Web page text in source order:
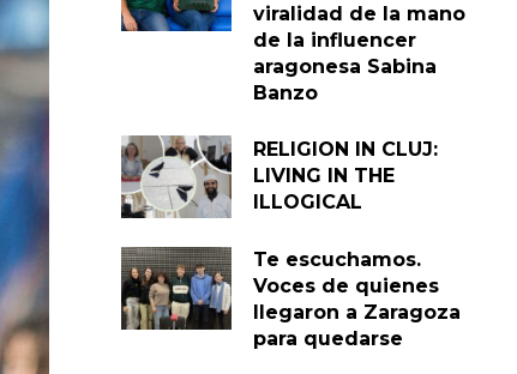
viralidad de la mano
de la influencer
aragonesa Sabina
Banzo
RELIGION IN CLUJ:
LIVING IN THE
ILLOGICAL
Te escuchamos.
Voces de quienes
llegaron a Zaragoza
para quedarse